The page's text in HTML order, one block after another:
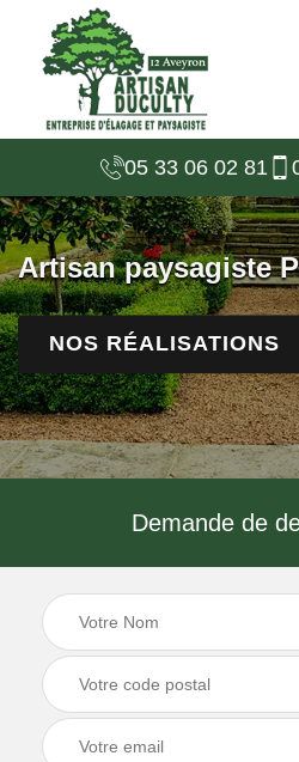
05 33 06 02 81
Artisan paysagiste
NOS RÉALISATIONS
Demande de